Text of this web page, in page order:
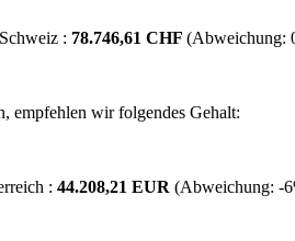
: 78.746,61 CHF (Abweichung:
empfehlen wir folgendes Gehalt:
: 44.208,21 EUR (Abweichung: -